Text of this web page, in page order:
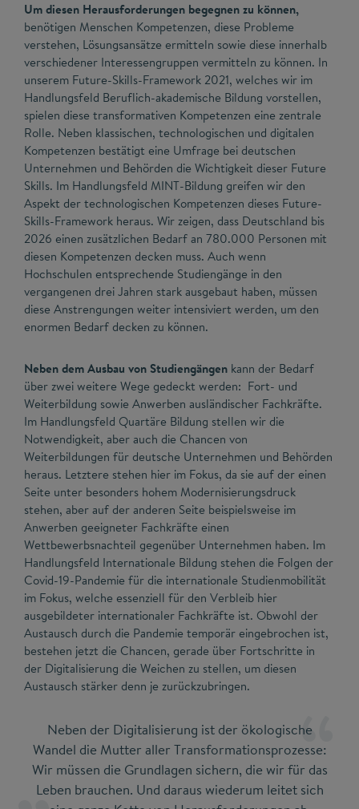
Um diesen Herausforderungen begegnen zu können,
benötigen Menschen Kompetenzen, diese Probleme
verstehen, Lösungsansätze ermitteln sowie diese innerhalb
verschiedener Interessengruppen vermitteln zu können. In
unserem Future-Skills-Framework 2021, welches wir im
Handlungsfeld Beruflich-akademische Bildung vorstellen,
spielen diese transformativen Kompetenzen eine zentrale
Rolle. Neben klassischen, technologischen und digitalen
Kompetenzen bestätigt eine Umfrage bei deutschen
Unternehmen und Behörden die Wichtigkeit dieser Future
Skills. Im Handlungsfeld MINT-Bildung greifen wir den
Aspekt der technologischen Kompetenzen dieses Future-
Skills-Framework heraus. Wir zeigen, dass Deutschland bis
2026 einen zusätzlichen Bedarf an 780.000 Personen mit
diesen Kompetenzen decken muss. Auch wenn
Hochschulen entsprechende Studiengänge in den
vergangenen drei Jahren stark ausgebaut haben, müssen
diese Anstrengungen weiter intensiviert werden, um den
enormen Bedarf decken zu können.
Neben dem Ausbau von Studiengängen kann der Bedarf
über zwei weitere Wege gedeckt werden: Fort- und
Weiterbildung sowie Anwerben ausländischer Fachkräfte.
Im Handlungsfeld Quartäre Bildung stellen wir die
Notwendigkeit, aber auch die Chancen von
Weiterbildungen für deutsche Unternehmen und Behörden
heraus. Letztere stehen hier im Fokus, da sie auf der einen
Seite unter besonders hohem Modernisierungsdruck
stehen, aber auf der anderen Seite beispielsweise im
Anwerben geeigneter Fachkräfte einen
Wettbewerbsnachteil gegenüber Unternehmen haben. Im
Handlungsfeld Internationale Bildung stehen die Folgen der
Covid-19-Pandemie für die internationale Studienmobilität
im Fokus, welche essenziell für den Verbleib hier
ausgebildeter internationaler Fachkräfte ist. Obwohl der
Austausch durch die Pandemie temporär eingebrochen ist,
bestehen jetzt die Chancen, gerade über Fortschritte in
der Digitalisierung die Weichen zu stellen, um diesen
Austausch stärker denn je zurückzubringen.
Neben der Digitalisierung ist der ökologische
Wandel die Mutter aller Transformationsprozesse:
Wir müssen die Grundlagen sichern, die wir für das
Leben brauchen. Und daraus wiederum leitet sich